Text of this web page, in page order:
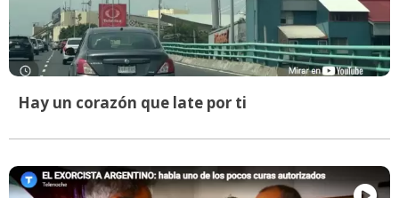
Hay un corazón que late por ti